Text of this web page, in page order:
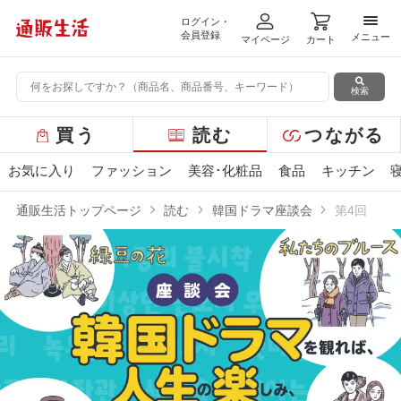
ログイン・
会員登録
マイページ カート
メニ
メニュー
検索
ー
バ
ー
買う 読む つながる
お気に入り ファッション 美容･化粧品 食品 キッチン
通販生活トップページ 読む 韓国ドラマ座談会 第4回